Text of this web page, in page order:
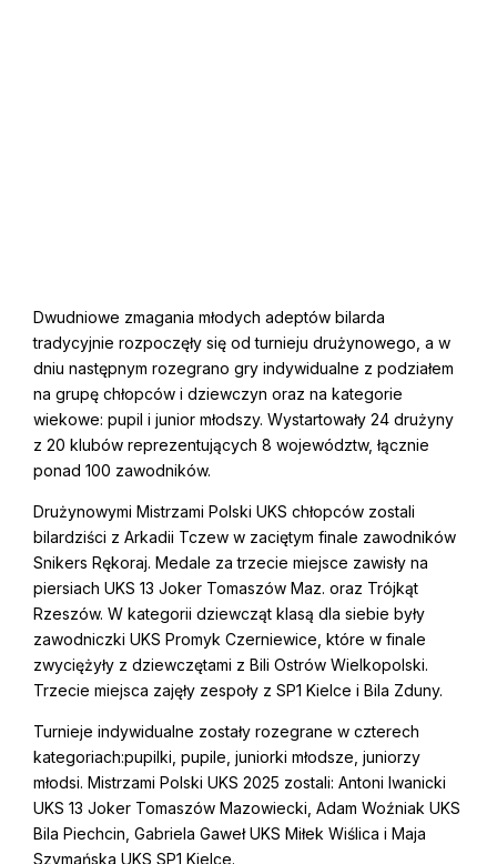
Dwudniowe zmagania młodych adeptów bilarda
tradycyjnie rozpoczęły się od turnieju drużynowego, a w
dniu następnym rozegrano gry indywidualne z podziałem
na grupę chłopców i dziewczyn oraz na kategorie
wiekowe: pupil i junior młodszy. Wystartowały 24 drużyny
z 20 klubów reprezentujących 8 województw, łącznie
ponad 100 zawodników.
Drużynowymi Mistrzami Polski UKS chłopców zostali
bilardziści z Arkadii Tczew w zaciętym finale zawodników
Snikers Rękoraj. Medale za trzecie miejsce zawisły na
piersiach UKS 13 Joker Tomaszów Maz. oraz Trójkąt
Rzeszów. W kategorii dziewcząt klasą dla siebie były
zawodniczki UKS Promyk Czerniewice, które w finale
zwyciężyły z dziewczętami z Bili Ostrów Wielkopolski.
Trzecie miejsca zajęły zespoły z SP1 Kielce i Bila Zduny.
Turnieje indywidualne zostały rozegrane w czterech
kategoriach:pupilki, pupile, juniorki młodsze, juniorzy
młodsi. Mistrzami Polski UKS 2025 zostali: Antoni Iwanicki
UKS 13 Joker Tomaszów Mazowiecki, Adam Woźniak UKS
Bila Piechcin, Gabriela Gaweł UKS Miłek Wiślica i Maja
Szymańska UKS SP1 Kielce.